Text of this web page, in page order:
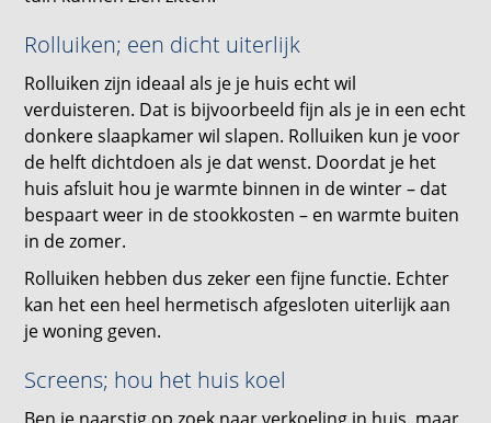
Rolluiken; een dicht uiterlijk
Rolluiken zijn ideaal als je je huis echt wil
verduisteren. Dat is bijvoorbeeld fijn als je in een echt
donkere slaapkamer wil slapen. Rolluiken kun je voor
de helft dichtdoen als je dat wenst. Doordat je het
huis afsluit hou je warmte binnen in de winter – dat
bespaart weer in de stookkosten – en warmte buiten
in de zomer.
Rolluiken hebben dus zeker een fijne functie. Echter
kan het een heel hermetisch afgesloten uiterlijk aan
je woning geven.
Screens; hou het huis koel